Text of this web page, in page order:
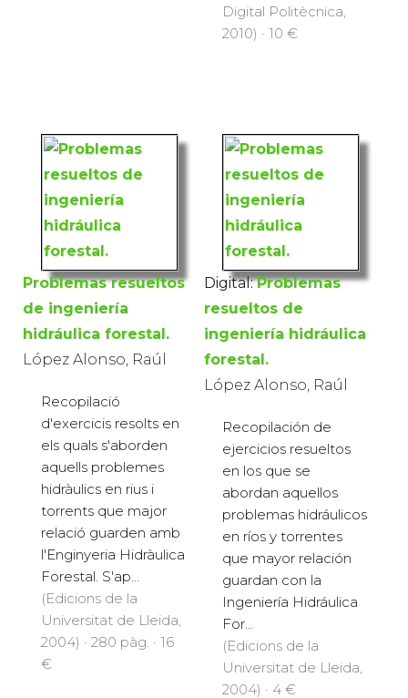
Digital Politècnica,
2010) · 10 €
Problemas resueltos
de ingeniería
hidráulica forestal.
López Alonso, Raúl
Recopilació
d'exercicis resolts en
els quals s'aborden
aquells problemes
hidràulics en rius i
torrents que major
relació guarden amb
l'Enginyeria Hidràulica
Forestal. S'ap...
(Edicions de la
Universitat de Lleida,
2004) · 280 pàg. · 16
€
Digital: Problemas
resueltos de
ingeniería hidráulica
forestal.
López Alonso, Raúl
Recopilación de
ejercicios resueltos
en los que se
abordan aquellos
problemas hidráulicos
en ríos y torrentes
que mayor relación
guardan con la
Ingeniería Hidráulica
For...
(Edicions de la
Universitat de Lleida,
2004) · 4 €